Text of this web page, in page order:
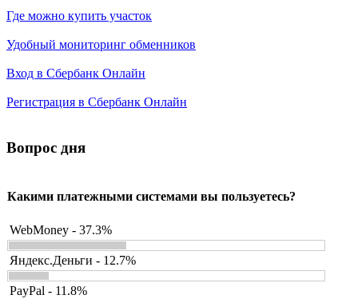
Где можно купить участок
Удобный мониторинг обменников
Вход в Сбербанк Онлайн
Регистрация в Сбербанк Онлайн
Вопрос дня
Какими платежными системами вы пользуетесь?
WebMoney - 37.3%
Яндекс.Деньги - 12.7%
PayPal - 11.8%